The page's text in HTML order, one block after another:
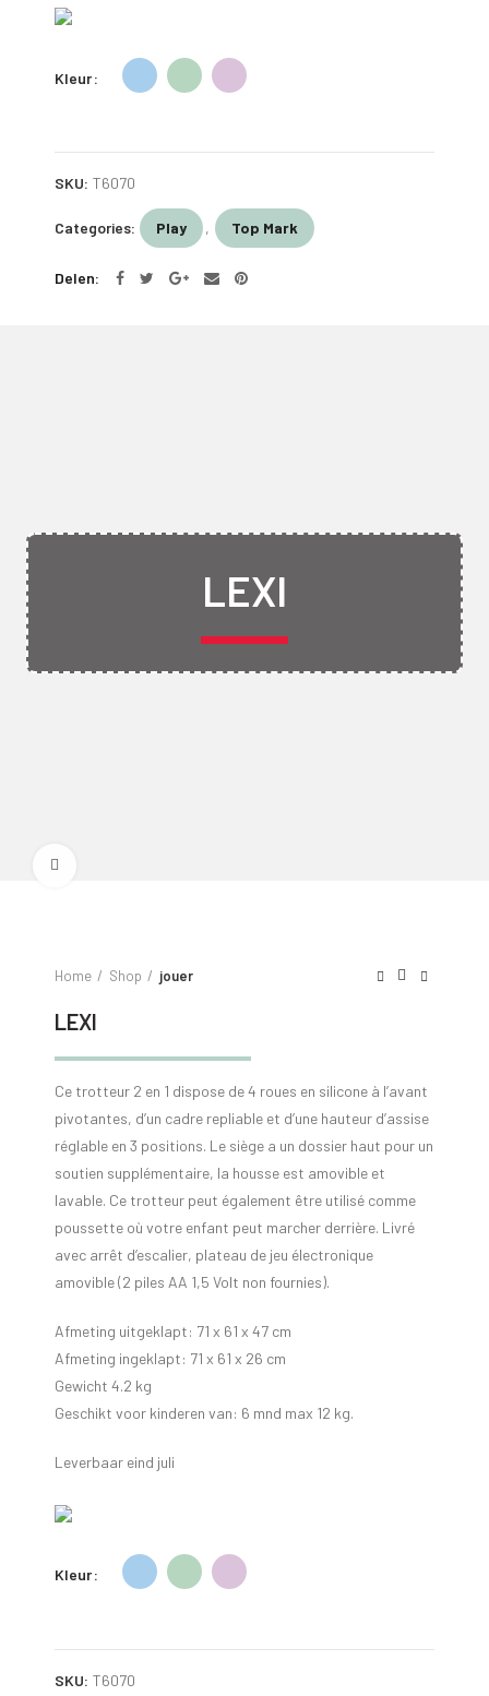
Kleur
SKU: T6070
Categories: Play , Top Mark
Delen
LEXI
Home Shop jouer
LEXI
Ce trotteur 2 en 1 dispose de 4 roues en silicone à l’avant
pivotantes, d’un cadre repliable et d’une hauteur d’assise
réglable en 3 positions. Le siège a un dossier haut pour un
soutien supplémentaire, la housse est amovible et
lavable. Ce trotteur peut également être utilisé comme
poussette où votre enfant peut marcher derrière. Livré
avec arrêt d’escalier, plateau de jeu électronique
amovible (2 piles AA 1,5 Volt non fournies).
Afmeting uitgeklapt: 71 x 61 x 47 cm
Afmeting ingeklapt: 71 x 61 x 26 cm
Gewicht 4.2 kg
Geschikt voor kinderen van: 6 mnd max 12 kg.
Leverbaar eind juli
Kleur
SKU: T6070